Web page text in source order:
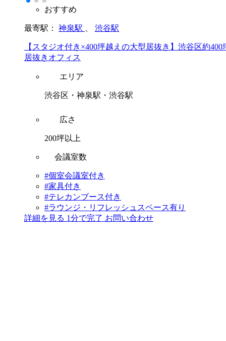
おすすめ
最寄駅： 神泉駅 渋谷駅
【スタジオ付き×400坪越えの大型居抜き】渋谷区約400
居抜きオフィス
エリア
渋谷区・神泉駅・渋谷駅
広さ
200坪以上
会議室数
#個室会議室付き
#家具付き
#テレカンブース付き
#ラウンジ・リフレッシュスペース有り
詳細を見る 1分で完了 お問い合わせ